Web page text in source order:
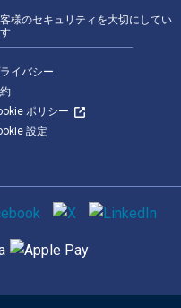
様のセキュリティを大切にしてい
イバシー
ポリシー
設定